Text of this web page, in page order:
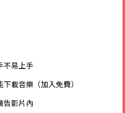
不易上手
載音樂（加入免費）
告影片內